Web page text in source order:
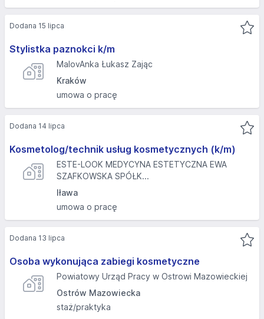
Stylistka paznokci k/m
MalovAnka Łukasz Zając
Kraków
umowa o pracę
Dodana 15 lipca
Kosmetolog/technik usług kosmetycznych (k/m)
ESTE-LOOK MEDYCYNA ESTETYCZNA EWA
SZAFKOWSKA SPÓŁK...
Iława
umowa o pracę
Dodana 14 lipca
Osoba wykonująca zabiegi kosmetyczne
Powiatowy Urząd Pracy w Ostrowi Mazowieckiej
Ostrów Mazowiecka
staż/praktyka
Dodana 13 lipca